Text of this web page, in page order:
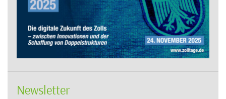
Newsletter